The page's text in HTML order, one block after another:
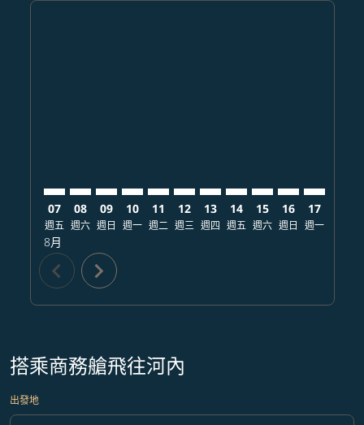
07
週五
8月
08
週六
09
週日
10
週一
11
週二
12
週三
13
週四
14
週五
15
週六
16
週日
17
週一
chevron_left chevron_right
搭乘商務艙飛往河內
出發地